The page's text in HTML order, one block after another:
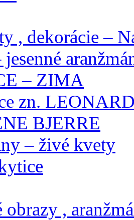
, dekorácie –
– ZIMA
zn.
BJERRE
– živé kvety
obrazy ,